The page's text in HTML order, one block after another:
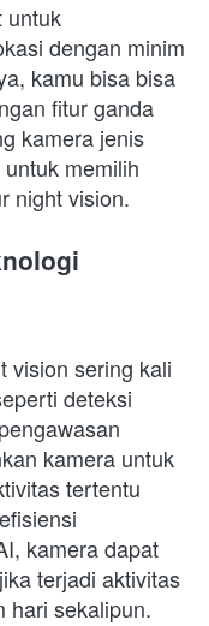
untuk
dengan minim
kamu bisa bisa
fitur ganda
kamera jenis
memilih
night vision.
vision sering kali
deteksi
kamera untuk
tertentu
kamera dapat
terjadi aktivitas
hari sekalipun.